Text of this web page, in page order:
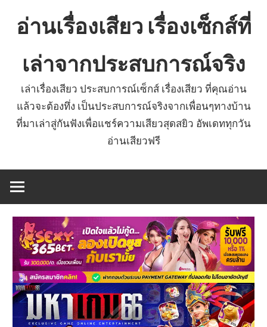
อ่านเรื่องเสียว เรื่องเซ็กส์ที่
เล่าจากประสบการณ์จริง
เล่าเรื่องเสียว ประสบการณ์เซ็กส์ เรื่องเสียว ที่คุณอ่าน
แล้วจะต้องทึ่ง เป็นประสบการณ์จริงจากเพื่อนๆทางบ้าน
ที่มาเล่าสู่กันฟังเพื่อแชร์ความเสียวสุดสยิว อัพเดททุกวัน
อ่านเสียวฟรี